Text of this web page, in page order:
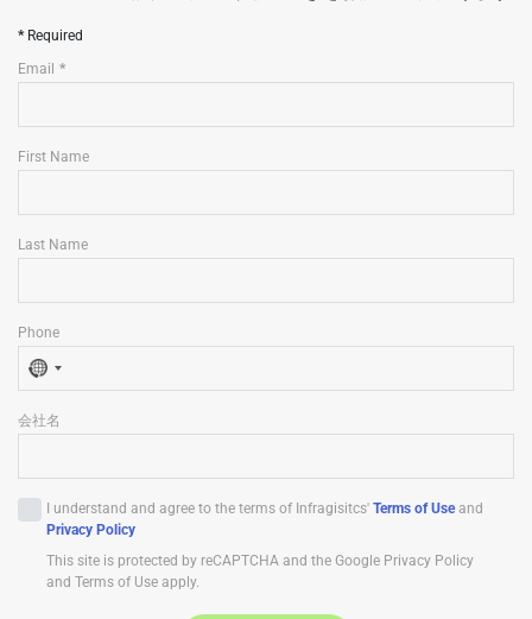
Required
Email
First Name
Last Name
N
c
u
n
Phone
会社名
I understand and agree to the terms of Infragisitcs' Terms of Useand
Privacy Policy
This site is protected by reCAPTCHA and the Google Privacy Policy
and Terms of Use apply.